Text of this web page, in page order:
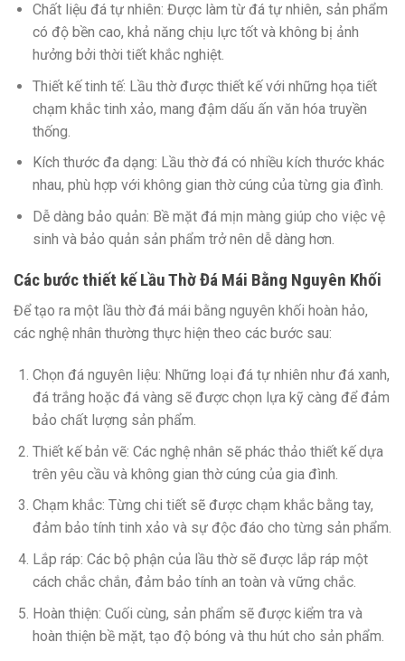
Chất liệu đá tự nhiên: Được làm từ đá tự nhiên, sản phẩm
có độ bền cao, khả năng chịu lực tốt và không bị ảnh
hưởng bởi thời tiết khắc nghiệt.
Thiết kế tinh tế: Lầu thờ được thiết kế với những họa tiết
chạm khắc tinh xảo, mang đậm dấu ấn văn hóa truyền
thống.
Kích thước đa dạng: Lầu thờ đá có nhiều kích thước khác
nhau, phù hợp với không gian thờ cúng của từng gia đình.
Dễ dàng bảo quản: Bề mặt đá mịn màng giúp cho việc vệ
sinh và bảo quản sản phẩm trở nên dễ dàng hơn.
Các bước thiết kế Lầu Thờ Đá Mái Bằng Nguyên Khối
Để tạo ra một lầu thờ đá mái bằng nguyên khối hoàn hảo,
các nghệ nhân thường thực hiện theo các bước sau:
Chọn đá nguyên liệu: Những loại đá tự nhiên như đá xanh,
đá trắng hoặc đá vàng sẽ được chọn lựa kỹ càng để đảm
bảo chất lượng sản phẩm.
Thiết kế bản vẽ: Các nghệ nhân sẽ phác thảo thiết kế dựa
trên yêu cầu và không gian thờ cúng của gia đình.
Chạm khắc: Từng chi tiết sẽ được chạm khắc bằng tay,
đảm bảo tính tinh xảo và sự độc đáo cho từng sản phẩm.
Lắp ráp: Các bộ phận của lầu thờ sẽ được lắp ráp một
cách chắc chắn, đảm bảo tính an toàn và vững chắc.
Hoàn thiện: Cuối cùng, sản phẩm sẽ được kiểm tra và
hoàn thiện bề mặt, tạo độ bóng và thu hút cho sản phẩm.